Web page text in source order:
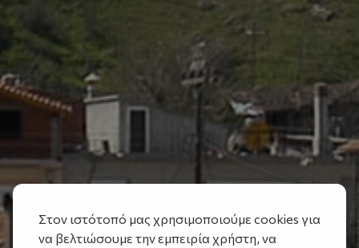
Στον ιστότοπό μας χρησιμοποιούμε cookies για
να βελτιώσουμε την εμπειρία χρήστη, να